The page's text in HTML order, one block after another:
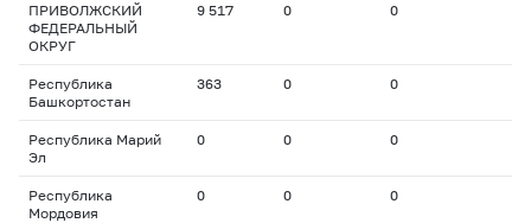
ПРИВОЛЖСКИЙ
ФЕДЕРАЛЬНЫЙ
ОКРУГ
9 517 0 0
Республика
Башкортостан
363 0 0
Республика Марий
Эл
0 0 0
Республика
Мордовия
0 0 0